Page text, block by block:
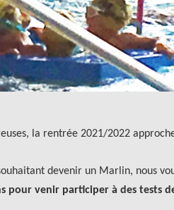
la rentrée 2021/2022
devenir un Marlin, nous
pour venir participer à des tests